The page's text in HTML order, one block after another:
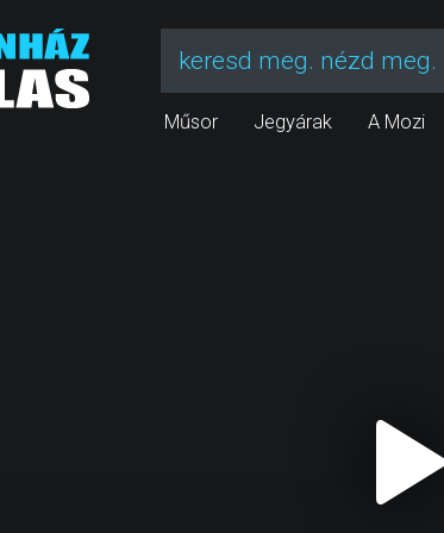
keresd meg. nézd meg.
Műsor Jegyárak A Mozi